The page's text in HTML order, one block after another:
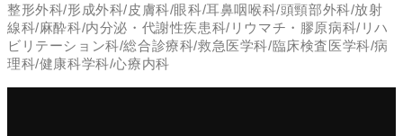
整形外科/形成外科/皮膚科/眼科/耳鼻咽喉科/頭頸部外科/放射
線科/麻酔科/内分泌・代謝性疾患科/リウマチ・膠原病科/リハ
ビリテーション科/総合診療科/救急医学科/臨床検査医学科/病
理科/健康科学科/心療内科